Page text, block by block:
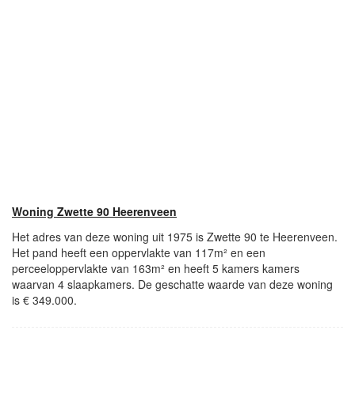
Woning Zwette 90 Heerenveen
Het adres van deze woning uit 1975 is Zwette 90 te Heerenveen.
Het pand heeft een oppervlakte van 117m² en een
perceeloppervlakte van 163m² en heeft 5 kamers kamers
waarvan 4 slaapkamers. De geschatte waarde van deze woning
is € 349.000.